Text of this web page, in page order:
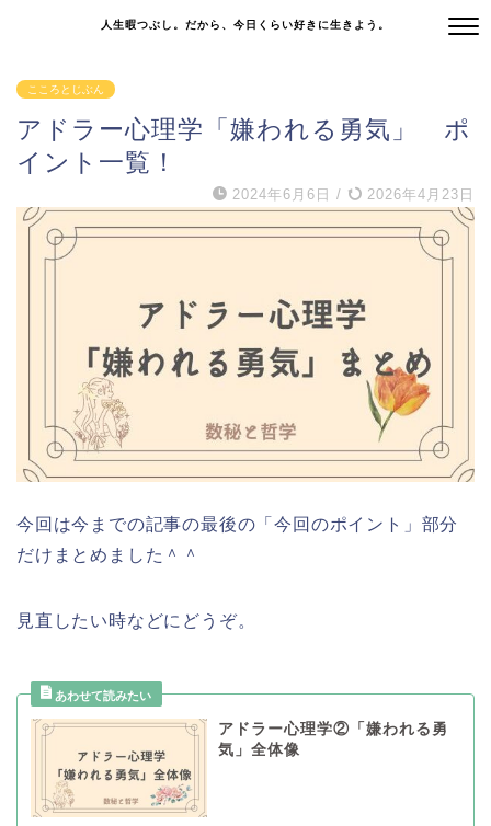
人生暇つぶし。だから、今日くらい好きに生きよう。
こころとじぶん
アドラー心理学「嫌われる勇気」 ポ
イント一覧！
2024年6月6日 / 2026年4月23日
今回は今までの記事の最後の「今回のポイント」部分
だけまとめました＾＾
見直したい時などにどうぞ。
アドラー心理学②「嫌われる勇
気」全体像